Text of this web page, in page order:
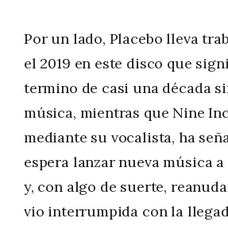
Por un lado, Placebo lleva
el 2019 en este disco que
termino de casi una década
música, mientras que Nine
mediante su vocalista, ha
espera lanzar nueva música
y, con algo de suerte,
vio interrumpida con la